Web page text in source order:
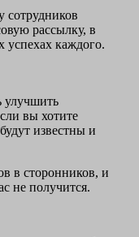
сотрудников
рассылку, в
успехах каждого.
улучшить
вы хотите
известны и
в сторонников, и
не получится.